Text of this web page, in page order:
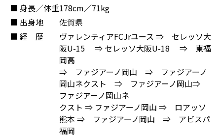
■ 身長／体重178cm／71kg
■ 出身地
佐賀県
■ 経 歴
ヴァレンティアFCJrユース ⇒ セレッソ大
阪U-15 ⇒ セレッソ大阪U-18 ⇒ 東福
岡高
⇒ ファジアーノ岡山 ⇒ ファジアーノ
岡山ネクスト ⇒ ファジアーノ岡山⇒
ファジアーノ岡山ネ
クスト ⇒ ファジアーノ岡山 ⇒ ロアッソ
熊本 ⇒ ファジアーノ岡山 ⇒ アビスパ
福岡